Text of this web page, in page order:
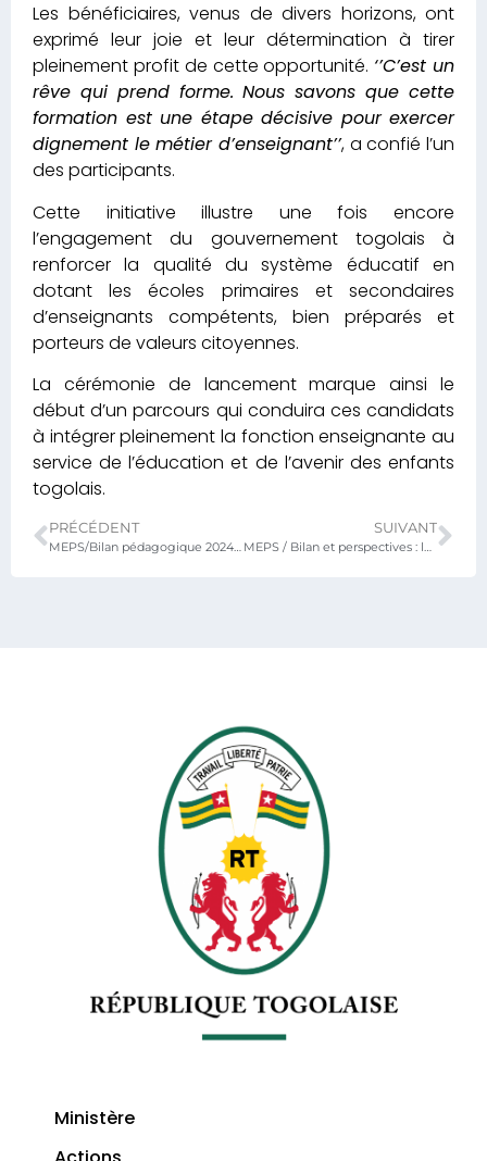
Les bénéficiaires, venus de divers horizons, ont
exprimé leur joie et leur détermination à tirer
pleinement profit de cette opportunité. ‘’C’est un
rêve qui prend forme. Nous savons que cette
formation est une étape décisive pour exercer
dignement le métier d’enseignant’’, a confié l’un
des participants.
Cette initiative illustre une fois encore
l’engagement du gouvernement togolais à
renforcer la qualité du système éducatif en
dotant les écoles primaires et secondaires
d’enseignants compétents, bien préparés et
porteurs de valeurs citoyennes.
La cérémonie de lancement marque ainsi le
début d’un parcours qui conduira ces candidats
à intégrer pleinement la fonction enseignante au
service de l’éducation et de l’avenir des enfants
togolais.
PRÉCÉDENT
MEPS/Bilan pédagogique 2024–2025 et orientations pour la rentrée 2025–2026
SUIVANT
MEPS / Bilan et perspectives : le ministre fixe le cap pour une éducation de qualité et inclusive.
Ministère